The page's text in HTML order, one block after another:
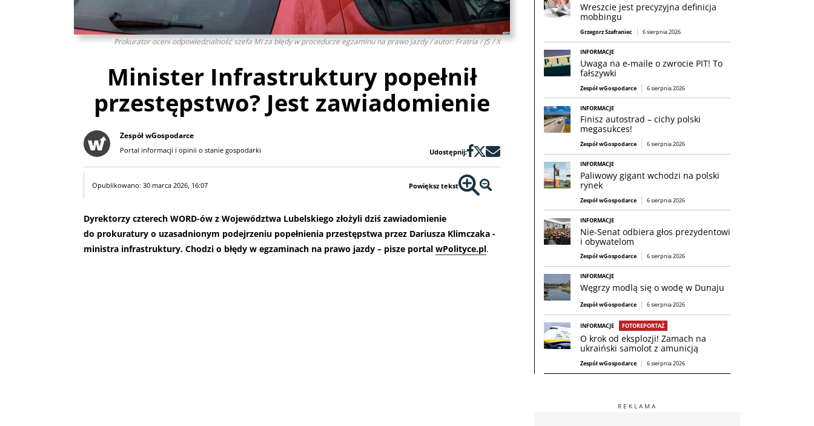
Prokurator oceni odpowiedzialność szefa MI za błędy w procedurze egzaminu na prawo jazdy / autor: Fratria / JS / X
Minister Infrastruktury popełnił
przestępstwo? Jest zawiadomienie
Zespół wGospodarce
Portal informacji i opinii o stanie gospodarki Udostępnij:
Opublikowano: 30 marca 2026, 16:07 Powiększ tekst
Dyrektorzy czterech WORD-ów z Województwa Lubelskiego złożyli dziś zawiadomienie
do prokuratury o uzasadnionym podejrzeniu popełnienia przestępstwa przez Dariusza Klimczaka -
ministra infrastruktury. Chodzi o błędy w egzaminach na prawo jazdy – pisze portal wPolityce.pl.
Wreszcie jest precyzyjna definicja
mobbingu
Grzegorz Szafraniec 6 sierpnia 2026
INFORMACJE
Uwaga na e-maile o zwrocie PIT! To
fałszywki
Zespół wGospodarce 6 sierpnia 2026
INFORMACJE
Finisz autostrad – cichy polski
megasukces!
Zespół wGospodarce 6 sierpnia 2026
INFORMACJE
Paliwowy gigant wchodzi na polski
rynek
Zespół wGospodarce 6 sierpnia 2026
INFORMACJE
Nie-Senat odbiera głos prezydentowi
i obywatelom
Zespół wGospodarce 6 sierpnia 2026
INFORMACJE
Węgrzy modlą się o wodę w Dunaju
Zespół wGospodarce 6 sierpnia 2026
INFORMACJE FOTOREPORTAŻ
O krok od eksplozji! Zamach na
ukraiński samolot z amunicją
Zespół wGospodarce 6 sierpnia 2026